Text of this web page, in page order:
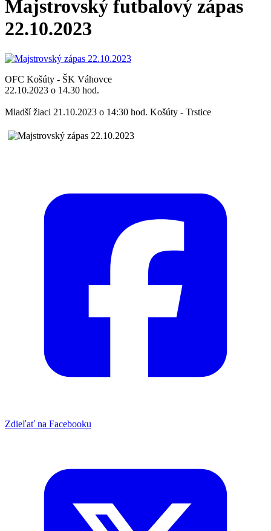
Majstrovský futbalový zápas
22.10.2023
OFC Košúty - ŠK Váhovce
22.10.2023 o 14.30 hod.
Mladší žiaci 21.10.2023 o 14:30 hod. Košúty - Trstice
Zdieľať na Facebooku